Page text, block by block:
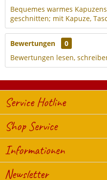
Bequemes warmes
geschnitten; mit Kapuze,
Bewertungen
0
Bewertungen lesen,
Service Hotline
Shop Service
Informationen
Newsletter